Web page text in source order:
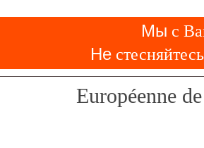
Мы с
Не
Européenne